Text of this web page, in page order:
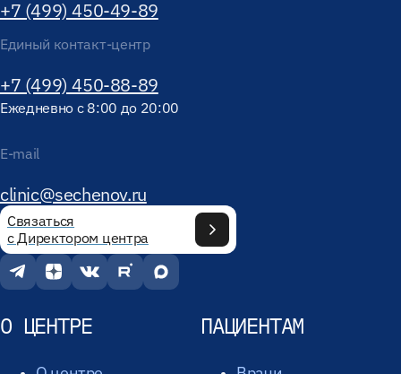
+7 (499) 450-49-89
Единый контакт-центр
+7 (499) 450-88-89
Ежедневно с 8:00 до 20:00
E-mail
clinic@sechenov.ru
Связаться
с Директором центра
О ЦЕНТРЕ ПАЦИЕНТАМ